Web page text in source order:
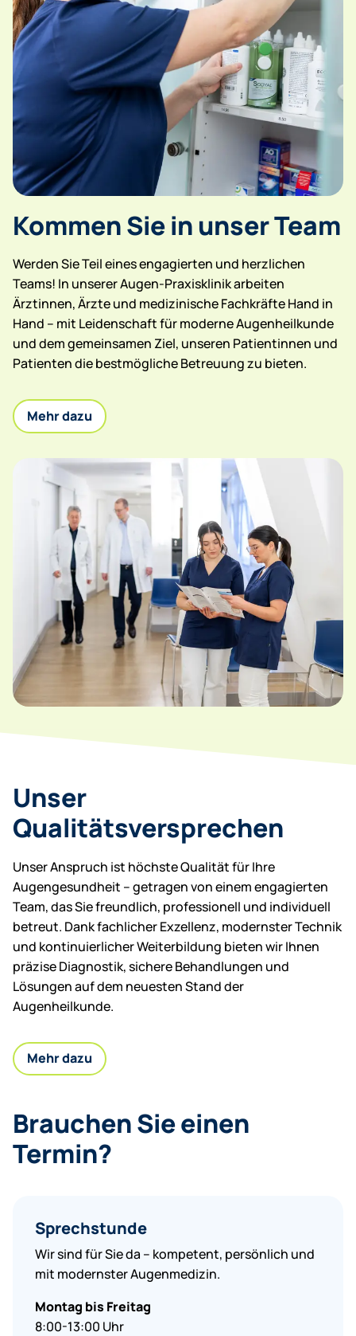
Kommen Sie in­­­ ­­unser Team
Werden Sie Teil eines engagierten und herzlichen
Teams! In unserer Augen-Praxisklinik arbeiten
Ärztinnen, Ärzte und medizinische Fachkräfte Hand in
Hand – mit Leidenschaft für moderne Augenheilkunde
und dem gemeinsamen Ziel, unseren Patientinnen und
Patienten die bestmögliche Betreuung zu bieten.
Mehr dazu
Unser
Qualitätsversprechen
Unser Anspruch ist höchste Qualität für Ihre
Augengesundheit – getragen von einem engagierten
Team, das Sie freundlich, professionell und individuell
betreut. Dank fachlicher Exzellenz, modernster Technik
und kontinuierlicher Weiterbildung bieten wir Ihnen
präzise Diagnostik, sichere Behandlungen und
Lösungen auf dem neuesten Stand der
Augenheilkunde.
Mehr dazu
Brauchen Sie einen
Termin?
Sprechstunde
Wir sind für Sie da – kompetent, persönlich und
mit modernster Augenmedizin.
Montag bis Freitag
8:00-13:00 Uhr